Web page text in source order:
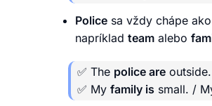
Police sa vždy chápe ako
napríklad team alebo
✅ The police are outside.
✅ My family is small. /